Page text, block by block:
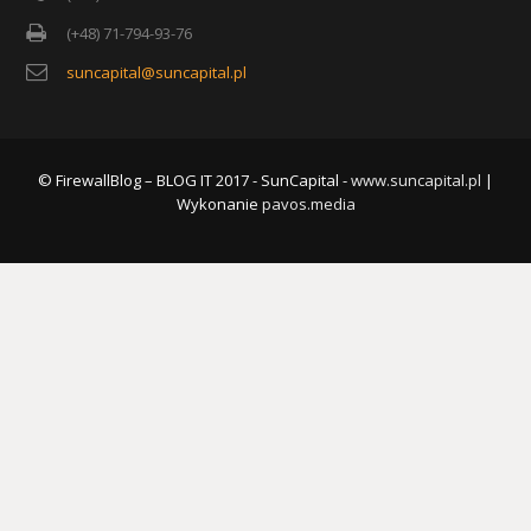
(+48) 71-794-93-76
suncapital@suncapital.pl
© FirewallBlog – BLOG IT 2017 - SunCapital -www.suncapital.pl |
Wykonanie pavos.media